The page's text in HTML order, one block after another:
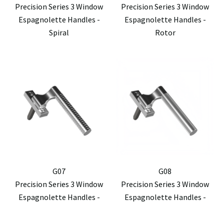
Precision Series 3 Window
Espagnolette Handles -
Spiral
Precision Series 3 Window
Espagnolette Handles -
Rotor
G07
Precision Series 3 Window
Espagnolette Handles -
G08
Precision Series 3 Window
Espagnolette Handles -